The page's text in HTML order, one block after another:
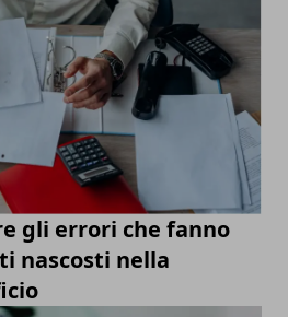
gli errori che fanno
nascosti nella